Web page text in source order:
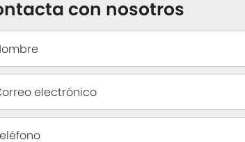
con nosotros